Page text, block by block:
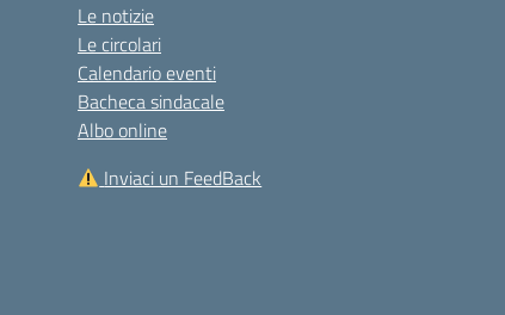
Le notizie
Le circolari
Calendario eventi
Bacheca sindacale
Albo online
Inviaci un FeedBack